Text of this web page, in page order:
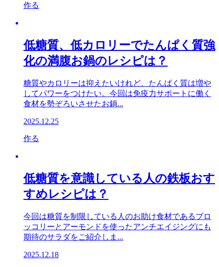
作る
低糖質、低カロリーでたんぱく質強
化の満腹お鍋のレシピは？
糖質やカロリーは抑えたいけれど、たんぱく質は増や
してパワーをつけたい。今回は免疫力サポートに働く
食材を勢ぞろいさせたお鍋...
2025.12.25
作る
低糖質を意識している人の鉄板おす
すめレシピは？
今回は糖質を制限している人のお助け食材であるブロ
ッコリーとアーモンドを使ったアンチエイジングにも
期待のサラダをご紹介しま...
2025.12.18